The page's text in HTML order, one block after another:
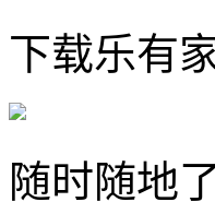
下载乐有
随时随地